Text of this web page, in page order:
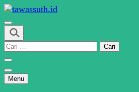
Skip
to
content
(Press
Enter)
tawassuth.id
SINDIKASI MEDIA MODERASI
Cari
Menu